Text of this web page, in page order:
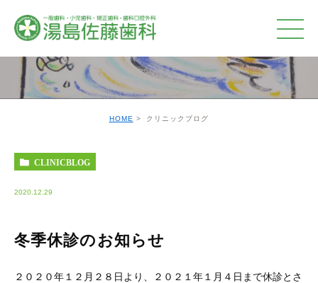
HOME クリニックブログ
CLINICBLOG
2020.12.29
冬季休診のお知らせ
２０２０年１２月２８日より、２０２１年１月４日まで休診とさ